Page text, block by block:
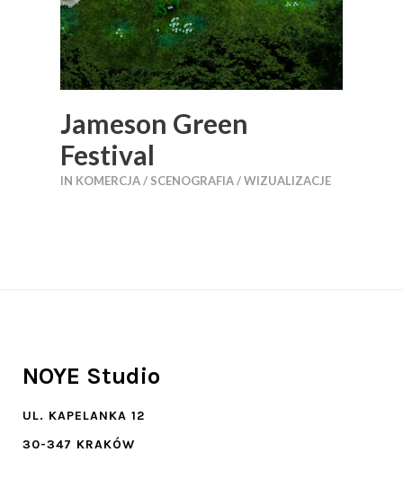
Jameson Green
Festival
IN KOMERCJA / SCENOGRAFIA / WIZUALIZACJE
NOYE Studio
UL. KAPELANKA 12
30-347 KRAKÓW